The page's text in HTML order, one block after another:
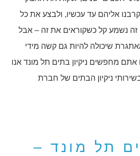
אליהם עד עכשיו, ולבצע את כל
זה נשמע קל כשקוראים את זה – אבל
שיכולה להיות גם קשה מידי
מחפשים ניקיון בתים תל מונד אנו
ניקיון הבתים של חברת
תל מונד –